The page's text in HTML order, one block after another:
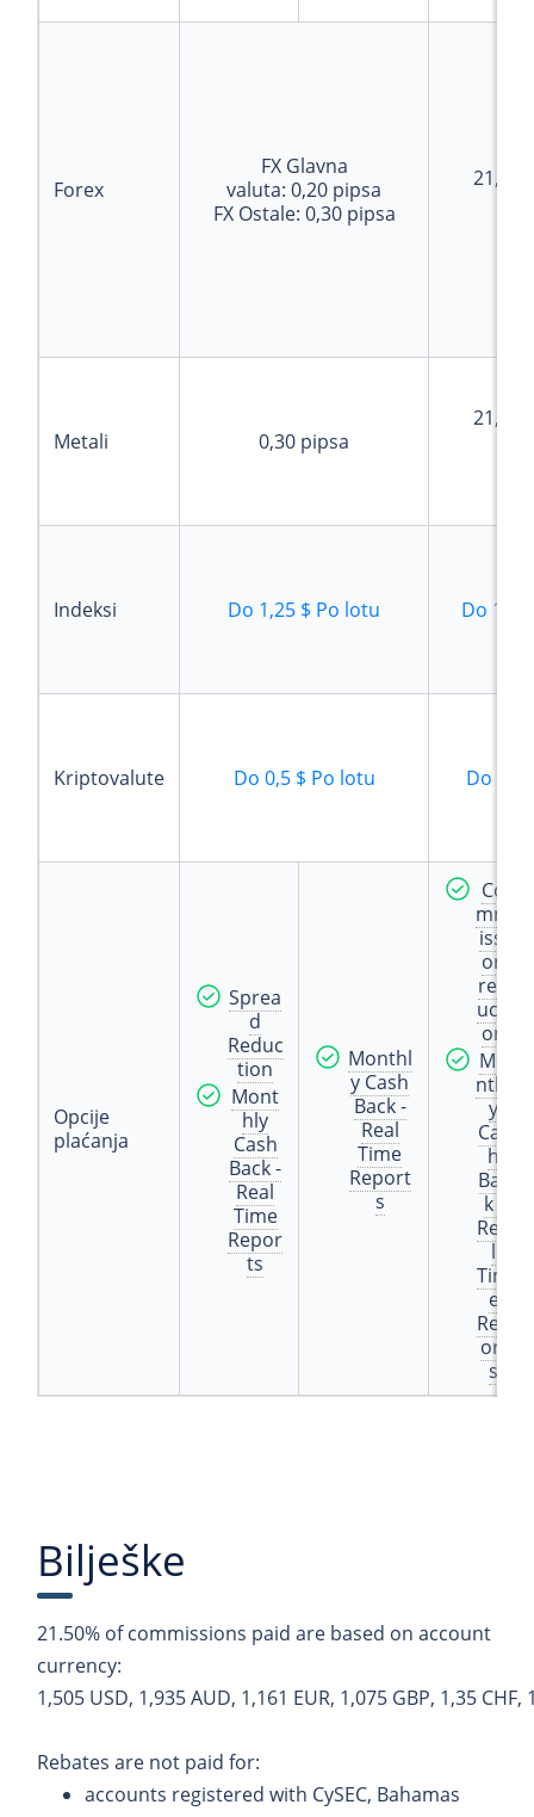
Forex
FX Glavna
valuta: 0,20 pipsa
FX Ostale: 0,30 pipsa
Metali 0,30 pipsa
Indeksi Do 1,25 $ Po lotu Do
Kriptovalute Do 0,5 $ Po lotu Do
Opcije
plaćanja
Sprea
d
Reduc
tion
Mont
hly
Cash
Back -
Real
Time
Repor
ts
Monthl
y Cash
Back -
Real
Time
Report
s
Co
mm
issi
on
red
ucti
on
Mo
nthl
y
Cas
h
Bac
k -
Rea
l
Tim
e
Rep
ort
s
Bilješke
21.50% of commissions paid are based on account
currency:
1,505 USD, 1,935AUD, 1,161 EUR, 1,075 GBP, 1,35 CHF,
Rebates are not paid for:
accounts registered with CySEC, Bahamas